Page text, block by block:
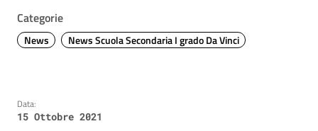
Categorie
News News Scuola Secondaria I grado Da Vinci
Data:
15 Ottobre 2021